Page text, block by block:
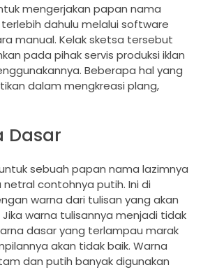
mengerjakan papan nama
dahulu melalui software
manual. Kelak sketsa tersebut
pada pihak servis produksi iklan
Beberapa hal yang
dalam mengkreasi plang,
Dasar
sebuah papan nama lazimnya
contohnya putih. Ini di
warna dari tulisan yang akan
warna tulisannya menjadi tidak
dasar yang terlampau marak
akan tidak baik. Warna
dan putih banyak digunakan